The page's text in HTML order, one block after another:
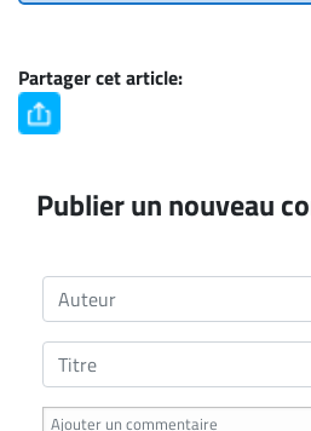
Partager cet article:
Publier un nouveau